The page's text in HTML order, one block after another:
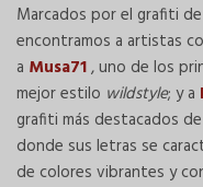
Marcados por el grafiti
encontramos a artistas
a Musa71, uno de los
mejor estilo wildstyle; y a
grafiti más destacados
donde sus letras se
de colores vibrantes y